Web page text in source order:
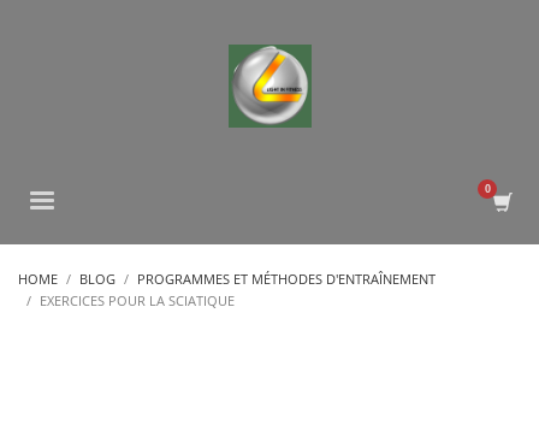
HOME BLOG
PROGRAMMES ET MÉTHODES D'ENTRAÎNEMENT
EXERCICES POUR LA SCIATIQUE